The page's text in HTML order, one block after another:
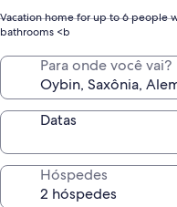
Vacation home for up to 6 people
bathrooms <b
Para onde você vai?
Datas
Hóspedes